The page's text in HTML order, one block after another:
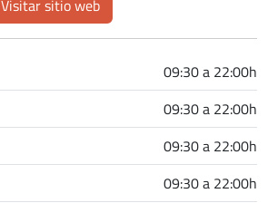
Visitar sitio web
09:30 a 22:00h
09:30 a 22:00h
09:30 a 22:00h
09:30 a 22:00h